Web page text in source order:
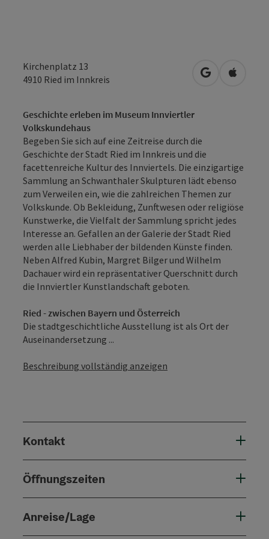
Kirchenplatz 13
4910 Ried im Innkreis in Google
in
Geschichte erleben im Museum Innviertler
Volkskundehaus
Begeben Sie sich auf eine Zeitreise durch die
Geschichte der Stadt Ried im Innkreis und die
facettenreiche Kultur des Innviertels. Die einzigartige
Sammlung an Schwanthaler Skulpturen lädt ebenso
zum Verweilen ein, wie die zahlreichen Themen zur
Volkskunde. Ob Bekleidung, Zunftwesen oder religiöse
Kunstwerke, die Vielfalt der Sammlung spricht jedes
Interesse an. Gefallen an der Galerie der Stadt Ried
werden alle Liebhaber der bildenden Künste finden.
Neben Alfred Kubin, Margret Bilger und Wilhelm
Dachauer wird ein repräsentativer Querschnitt durch
die Innviertler Kunstlandschaft geboten.
Ried - zwischen Bayern und Österreich
Die stadtgeschichtliche Ausstellung ist als Ort der
Auseinandersetzung ...
Beschreibung vollständig anzeigen
Kontakt
Öffnungszeiten
Anreise/Lage